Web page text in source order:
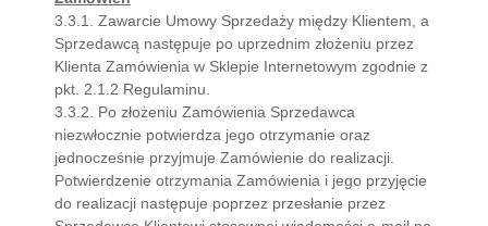
3.3.1. Zawarcie Umowy Sprzedaży między Klientem, a
Sprzedawcą następuje po uprzednim złożeniu przez
Klienta Zamówienia w Sklepie Internetowym zgodnie z
pkt. 2.1.2 Regulaminu.
3.3.2. Po złożeniu Zamówienia Sprzedawca
niezwłocznie potwierdza jego otrzymanie oraz
jednocześnie przyjmuje Zamówienie do realizacji.
Potwierdzenie otrzymania Zamówienia i jego przyjęcie
do realizacji następuje poprzez przesłanie przez